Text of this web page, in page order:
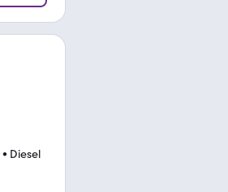
• Diesel